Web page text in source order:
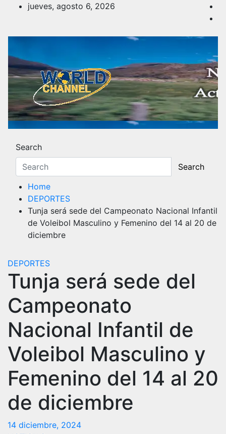
jueves, agosto 6, 2026
Noticias y Actualidad
Search
Search
Home
DEPORTES
Tunja será sede del Campeonato Nacional Infantil
de Voleibol Masculino y Femenino del 14 al 20 de
diciembre
DEPORTES
Tunja será sede del
Campeonato
Nacional Infantil de
Voleibol Masculino y
Femenino del 14 al 20
de diciembre
14 diciembre, 2024